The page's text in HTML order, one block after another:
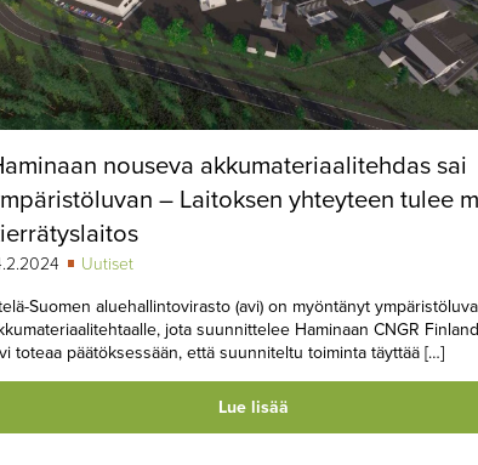
nouseva akkumateriaalitehdas sai
– Laitoksen yhteyteen tulee
Uutiset
Suomen aluehallintovirasto (avi) on myöntänyt
jota suunnittelee Haminaan CNGR
toteaa päätöksessään, että suunniteltu toiminta täyttää […]
Lue lisää